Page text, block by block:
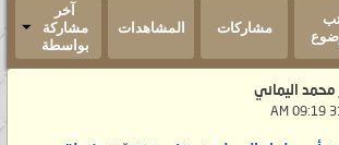
مشاركات المشاهدات
آخر
مشاركة
بواسطة
محمد اليماني